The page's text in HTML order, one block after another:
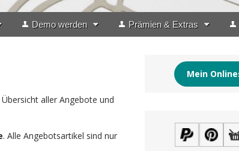
Demo werden Prämien & Extras
aller Angebote und
. Alle Angebotsartikel sind nur
Mein